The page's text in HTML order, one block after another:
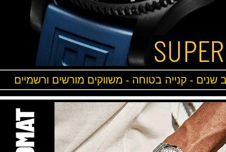
- קנייה בטוחה - משווקים מורשים ורשמיים